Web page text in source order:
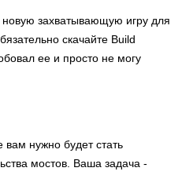
захватывающую игру для
скачайте Build
ее и просто не могу
нужно будет стать
мостов. Ваша задача -